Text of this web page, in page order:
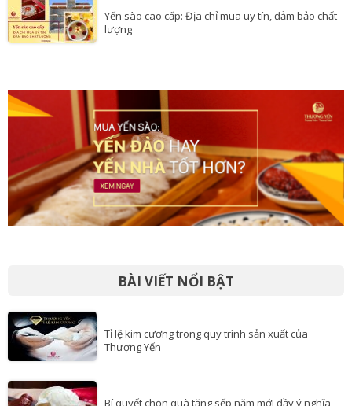
Yến sào cao cấp: Địa chỉ mua uy tín, đảm bảo chất
lượng
BÀI VIẾT NỔI BẬT
Tỉ lệ kim cương trong quy trình sản xuất của
Thượng Yến